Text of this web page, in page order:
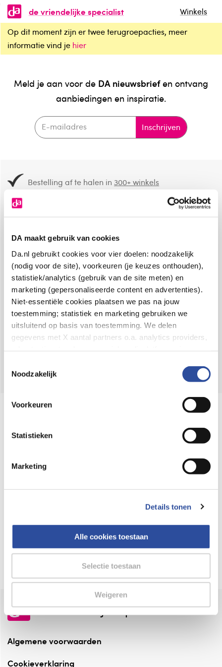
DA maakt gebruik van cookies
Da.nl gebruikt cookies voor vier doelen: noodzakelijk
(nodig voor de site), voorkeuren (je keuzes onthouden),
statistiek/analytics (gebruik van de site meten) en
marketing (gepersonaliseerde content en advertenties).
Niet-essentiële cookies plaatsen we pas na jouw
toestemming; statistiek en marketing gebruiken we
uitsluitend op basis van toestemming. We delen
gegevens met X aantal partners o.a. analytics providers,
en de bewaartermijnen per categorie. Je kunt je keuze op
gegevensverwerking staat in de
Privacyverklaring
Noodzakelijk
Voorkeuren
Statistieken
Marketing
Details tonen
Alle cookies toestaan
Selectie toestaan
Weigeren
de vriendelijke specialist
Winkels
Op dit moment zijn er twee terugroepacties, meer
informatie vind je hier
Meld je aan voor de DA nieuwsbriefen ontvang
aanbiedingen en inspiratie.
Inschrijven
Bestelling af te halen in300+ winkels
8.6 uit4.106 reviews
Over DA
Klantenservice
Assortiment
VolgDAop:
Online aanbieder medicijnen
webshop mag verkopen.
⁠Verantwoorde zorg, ⁠ook online.
Altijd onze folder bij de hand
Check onze folders ⁠bij AlleFolders.
de vriendelijke specialist
Algemene voorwaarden
Cookieverklaring